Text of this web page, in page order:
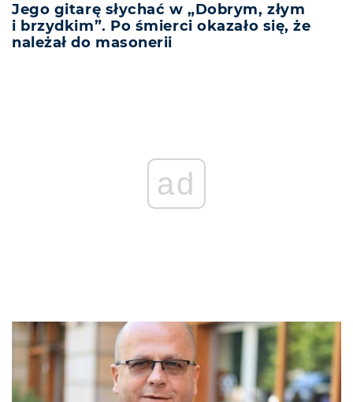
Jego gitarę słychać w „Dobrym, złym
i brzydkim”. Po śmierci okazało się, że
należał do masonerii
ad